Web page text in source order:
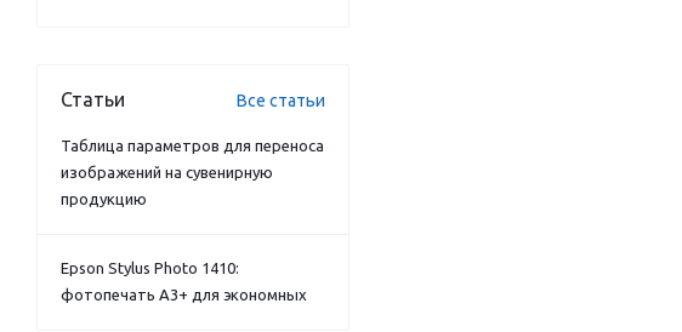
Статьи Все статьи
Таблица параметров для переноса
изображений на сувенирную
продукцию
Epson Stylus Photo 1410:
фотопечать А3+ для экономных